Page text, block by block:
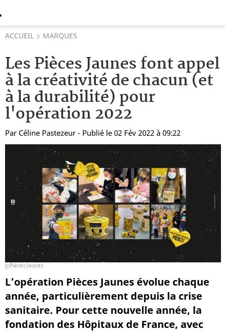
ACCUEIL MARQUES
Les Pièces Jaunes font appel
à la créativité de chacun (et
à la durabilité) pour
l'opération 2022
Par Céline Pastezeur - Publié le 02 Fév 2022 à 09:22
Pièces Jaunes
L’opération Pièces Jaunes évolue chaque
année, particulièrement depuis la crise
sanitaire. Pour cette nouvelle année, la
fondation des Hôpitaux de France, avec